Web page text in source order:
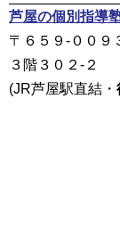
芦屋の個別指導
〒６５９-００９
３階３０２-２
(JR芦屋駅直結・